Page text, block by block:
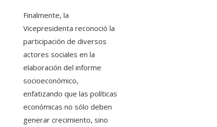
Finalmente, la
Vicepresidenta reconoció la
participación de diversos
actores sociales en la
elaboración del informe
socioeconómico,
enfatizando que las políticas
económicas no sólo deben
generar crecimiento, sino